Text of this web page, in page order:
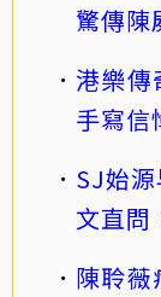
驚傳陳
港樂
手寫信
SJ始
文直問
陳聆薇